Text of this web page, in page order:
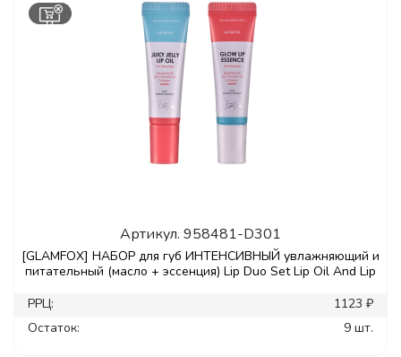
Артикул. 958481-D301
[GLAMFOX] НАБОР для губ ИНТЕНСИВНЫЙ увлажняющий и
питательный (масло + эссенция) Lip Duo Set Lip Oil And Lip
РРЦ:
1123 ₽
Остаток:
9 шт.